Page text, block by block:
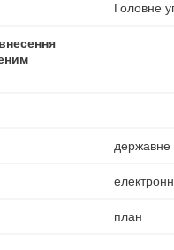
Головне
державне
план